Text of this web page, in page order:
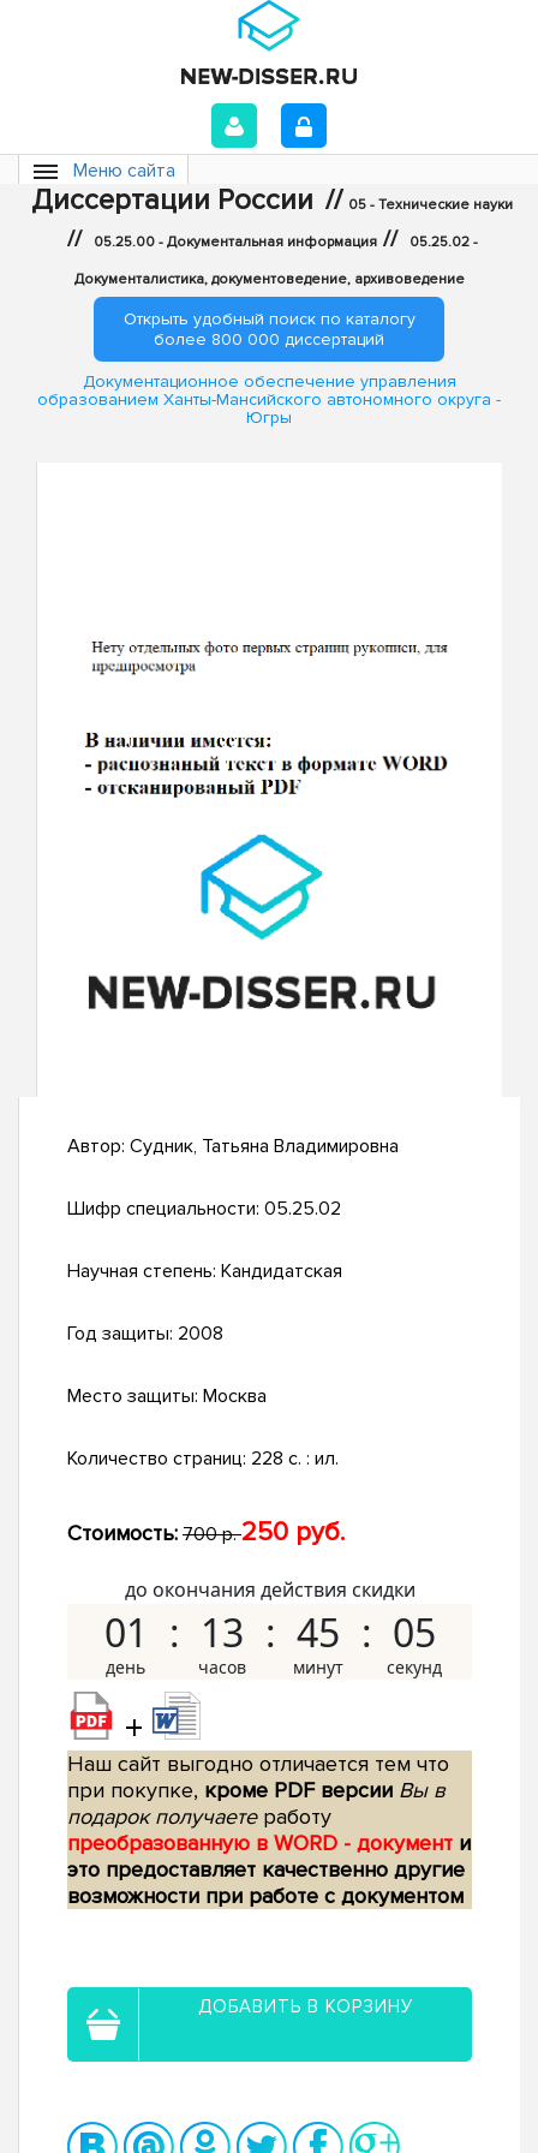
Меню сайта
Диссертации России // 05 - Технические науки
// 05.25.00 - Документальная информация // 05.25.02 -
Документалистика, документоведение, архивоведение
Открыть удобный поиск по каталогу
более 800 000 диссертаций
Документационное обеспечение управления
образованием Ханты-Мансийского автономного округа -
Югры
Автор: Судник, Татьяна Владимировна
Шифр специальности: 05.25.02
Научная степень: Кандидатская
Год защиты: 2008
Место защиты: Москва
Количество страниц: 228 с. : ил.
Стоимость: 700 р.250 руб.
до окончания действия скидки
01 13 45 04
+
Наш сайт выгодно отличается тем что
при покупке, кроме PDF версии Вы в
подарок получаетеработу
преобразованную в WORD - документ и
это предоставляет качественно другие
возможности при работе с документом
ДОБАВИТЬ В КОРЗИНУ